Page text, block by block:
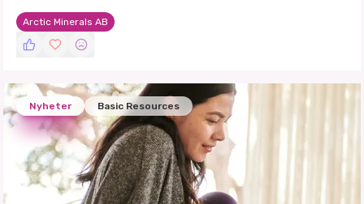
vilket stärker deras position för framtida
projektutveckling.
Arctic Minerals AB
Nyheter Basic Resources